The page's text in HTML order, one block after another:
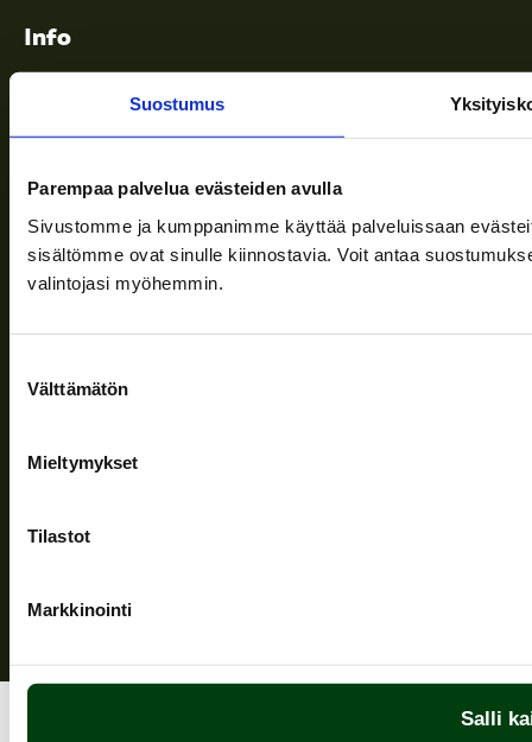
Suostumus
Parempaa palvelua evästeiden avulla
Sivustomme ja kumppanimme käyttää palveluissaan
sisältömme ovat sinulle kiinnostavia. Voit antaa
valintojasi myöhemmin.
valinta
Välttämätön
Mieltymykset
Tilastot
Markkinointi
Salli
Info
Leveransvillkor
Nyheter
Företaget
Information och stöd